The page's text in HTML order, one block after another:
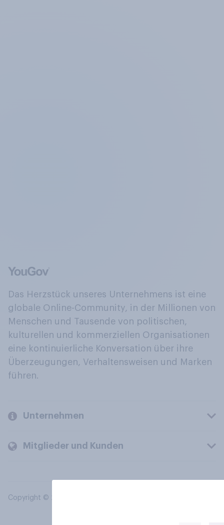
Das Herzstück unseres Unternehmens ist eine
globale Online-Community, in der Millionen von
Menschen und Tausende von politischen,
kulturellen und kommerziellen Organisationen
eine kontinuierliche Konversation über ihre
Überzeugungen, Verhaltensweisen und Marken
führen.
Unternehmen
Mitglieder und Kunden
Copyright © 2026 YouGov PLC. Alle Rechte vorbehalten.